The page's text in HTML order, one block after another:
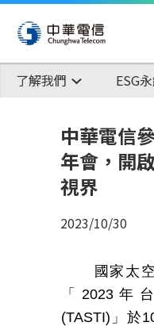
了解我們 ESG
中華電信
年會，開
視界
2023/10/30
國家太
「 2023年
(TASTI) 」於